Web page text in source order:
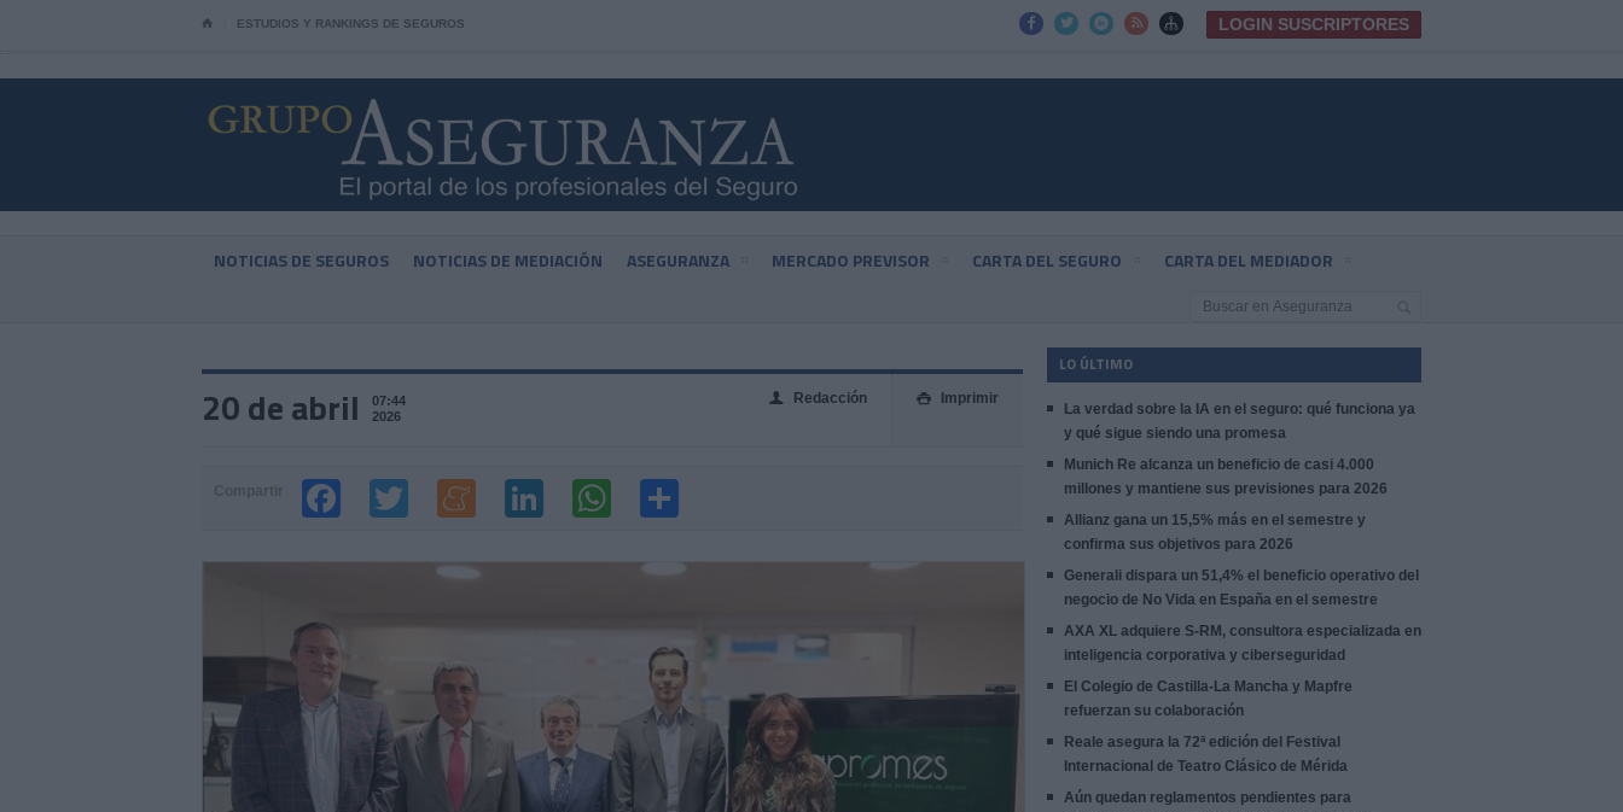
⌂ ESTUDIOS Y RANKINGS DE SEGUROS      LOGIN SUSCRIPTORES
NOTICIAS DE SEGUROS NOTICIAS DE MEDIACIÓN ASEGURANZA MERCADO PREVISOR CARTA DEL SEGURO CARTA DEL MEDIADOR
20 de abril
07:44
2026
 Imprimir
👤 Redacción
LO ÚLTIMO
La verdad sobre la IA en el seguro: qué funciona ya
y qué sigue siendo una promesa
Munich Re alcanza un beneficio de casi 4.000
millones y mantiene sus previsiones para 2026
Allianz gana un 15,5% más en el semestre y
confirma sus objetivos para 2026
Generali dispara un 51,4% el beneficio operativo del
negocio de No Vida en España en el semestre
AXA XL adquiere S-RM, consultora especializada en
inteligencia corporativa y ciberseguridad
El Colegio de Castilla-La Mancha y Mapfre
refuerzan su colaboración
Reale asegura la 72ª edición del Festival
Internacional de Teatro Clásico de Mérida
Aún quedan reglamentos pendientes para